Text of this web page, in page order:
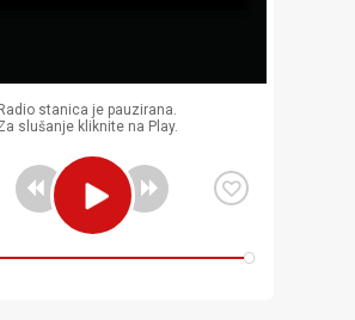
Radio stanica je pauzirana.
slušanje kliknite na Play.